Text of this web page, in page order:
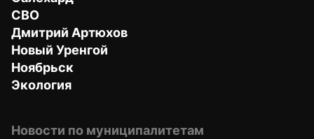
СВО
Дмитрий Артюхов
Новый Уренгой
Ноябрьск
Экология
Новости по муниципалитетам